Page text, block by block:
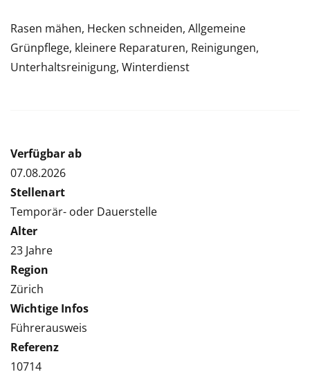
Rasen mähen, Hecken schneiden, Allgemeine
Grünpflege, kleinere Reparaturen, Reinigungen,
Unterhaltsreinigung, Winterdienst
Verfügbar ab
07.08.2026
Stellenart
Temporär- oder Dauerstelle
Alter
23 Jahre
Region
Zürich
Wichtige Infos
Führerausweis
Referenz
10714